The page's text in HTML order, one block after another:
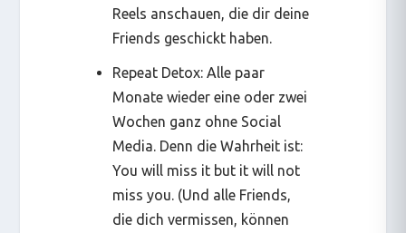
Reels anschauen, die dir deine
Friends geschickt haben.
Repeat Detox: Alle paar
Monate wieder eine oder zwei
Wochen ganz ohne Social
Media. Denn die Wahrheit ist:
You will miss it but it will not
miss you. (Und alle Friends,
die dich vermissen, können